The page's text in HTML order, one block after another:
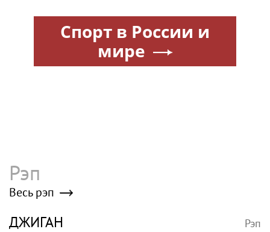
вейпов
Спорт в России и
мире
Рэп
Весь рэп
ДЖИГАН Рэп